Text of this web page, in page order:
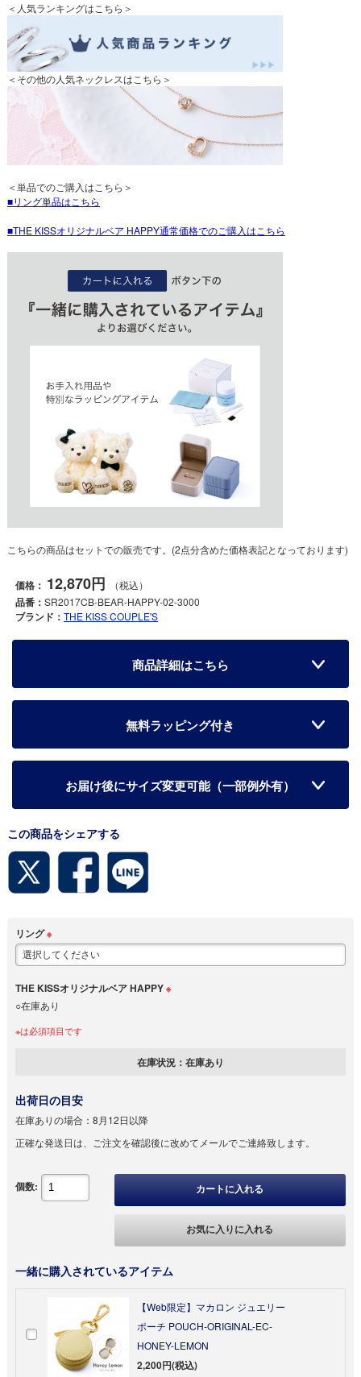
＜人気ランキングはこちら＞
＜その他の人気ネックレスはこちら＞
＜単品でのご購入はこちら＞
リング単品はこちら
THE KISSオリジナルベア HAPPY通常価格でのご購入はこちら
こちらの商品はセットでの販売です。(2点分含めた価格表記となっております)
価格： 12,870円 （税込）
品番： SR2017CB-BEAR-HAPPY-02-3000
ブランド： THE KISS COUPLE'S
商品詳細はこちら
無料ラッピング付き
お届け後にサイズ変更可能（一部例外有）
この商品をシェアする
リング※
THE KISSオリジナルベア HAPPY※
○在庫あり
※は必須項目です
在庫状況： 在庫あり
出荷日の目安
在庫ありの場合： 8月12日以降
正確な発送日は、ご注文を確認後に改めてメールでご連絡致します。
個数: カートに入れる
お気に入りに入れる
一緒に購入されているアイテム
【Web限定】マカロン ジュエリー
ポーチ POUCH-ORIGINAL-EC-
HONEY-LEMON
2,200円(税込)